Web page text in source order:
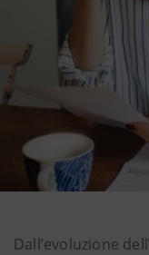
Dall’evoluzione